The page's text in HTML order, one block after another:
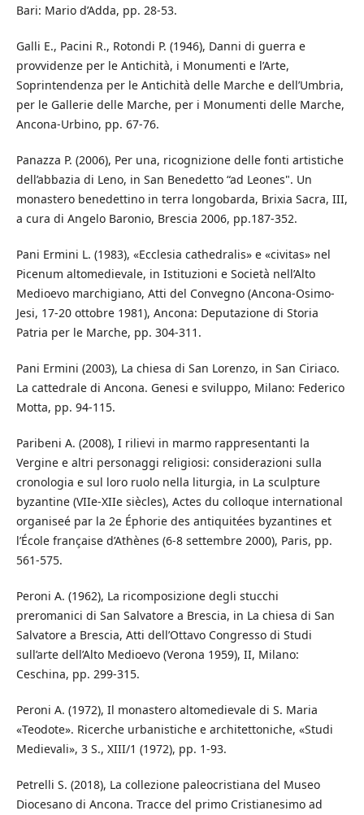
Bari: Mario d’Adda, pp. 28-53.
Galli E., Pacini R., Rotondi P. (1946), Danni di guerra e
provvidenze per le Antichità, i Monumenti e l’Arte,
Soprintendenza per le Antichità delle Marche e dell’Umbria,
per le Gallerie delle Marche, per i Monumenti delle Marche,
Ancona-Urbino, pp. 67-76.
Panazza P. (2006), Per una, ricognizione delle fonti artistiche
dell’abbazia di Leno, in San Benedetto “ad Leones". Un
monastero benedettino in terra longobarda, Brixia Sacra, III,
a cura di Angelo Baronio, Brescia 2006, pp.187-352.
Pani Ermini L. (1983), «Ecclesia cathedralis» e «civitas» nel
Picenum altomedievale, in Istituzioni e Società nell’Alto
Medioevo marchigiano, Atti del Convegno (Ancona-Osimo-
Jesi, 17-20 ottobre 1981), Ancona: Deputazione di Storia
Patria per le Marche, pp. 304-311.
Pani Ermini (2003), La chiesa di San Lorenzo, in San Ciriaco.
La cattedrale di Ancona. Genesi e sviluppo, Milano: Federico
Motta, pp. 94-115.
Paribeni A. (2008), I rilievi in marmo rappresentanti la
Vergine e altri personaggi religiosi: considerazioni sulla
cronologia e sul loro ruolo nella liturgia, in La sculpture
byzantine (VIIe-XIIe siècles), Actes du colloque international
organiseé par la 2e Éphorie des antiquitées byzantines et
l’École française d’Athènes (6-8 settembre 2000), Paris, pp.
561-575.
Peroni A. (1962), La ricomposizione degli stucchi
preromanici di San Salvatore a Brescia, in La chiesa di San
Salvatore a Brescia, Atti dell’Ottavo Congresso di Studi
sull’arte dell’Alto Medioevo (Verona 1959), II, Milano:
Ceschina, pp. 299-315.
Peroni A. (1972), Il monastero altomedievale di S. Maria
«Teodote». Ricerche urbanistiche e architettoniche, «Studi
Medievali», 3 S., XIII/1 (1972), pp. 1-93.
Petrelli S. (2018), La collezione paleocristiana del Museo
Diocesano di Ancona. Tracce del primo Cristianesimo ad